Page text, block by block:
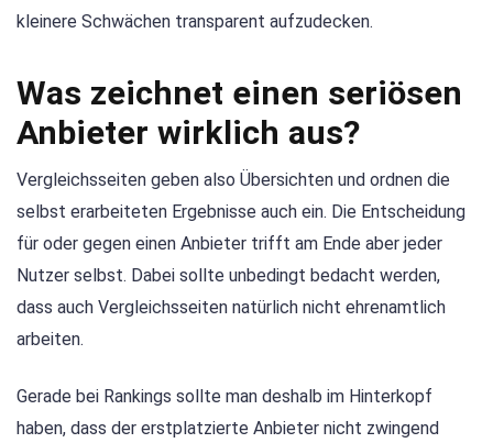
kleinere Schwächen transparent aufzudecken.
Was zeichnet einen seriösen
Anbieter wirklich aus?
Vergleichsseiten geben also Übersichten und ordnen die
selbst erarbeiteten Ergebnisse auch ein. Die Entscheidung
für oder gegen einen Anbieter trifft am Ende aber jeder
Nutzer selbst. Dabei sollte unbedingt bedacht werden,
dass auch Vergleichsseiten natürlich nicht ehrenamtlich
arbeiten.
Gerade bei Rankings sollte man deshalb im Hinterkopf
haben, dass der erstplatzierte Anbieter nicht zwingend